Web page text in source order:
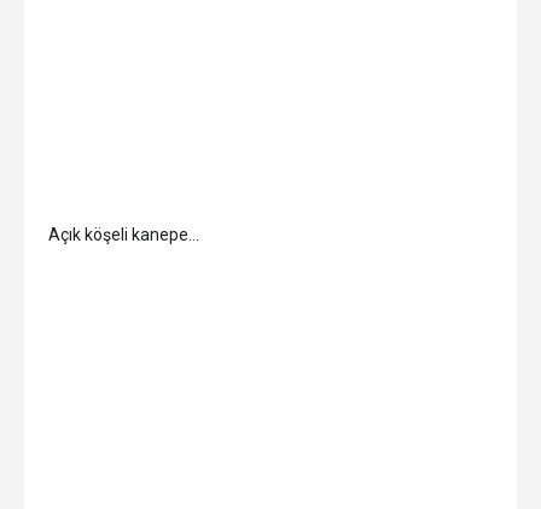
Açık köşeli kanepe…